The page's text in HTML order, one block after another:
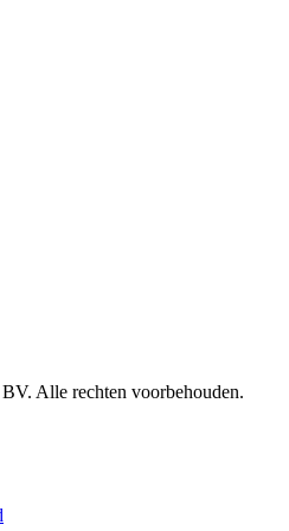
Alle rechten voorbehouden.